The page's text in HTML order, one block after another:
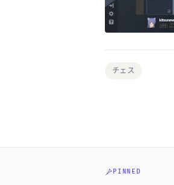
チェス
PINNED